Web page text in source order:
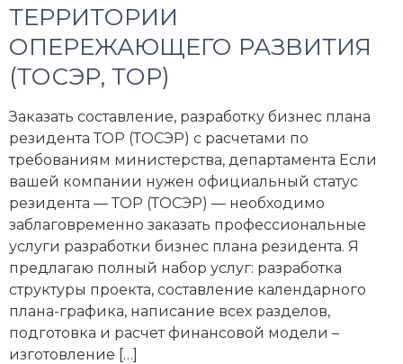
ТЕРРИТОРИИ
ОПЕРЕЖАЮЩЕГО РАЗВИТИЯ
(ТОСЭР, ТОР)
Заказать составление, разработку бизнес плана
резидента ТОР (ТОСЭР) с расчетами по
требованиям министерства, департамента Если
вашей компании нужен официальный статус
резидента — ТОР (ТОСЭР) — необходимо
заблаговременно заказать профессиональные
услуги разработки бизнес плана резидента. Я
предлагаю полный набор услуг: разработка
структуры проекта, составление календарного
плана-графика, написание всех разделов,
подготовка и расчет финансовой модели –
изготовление […]